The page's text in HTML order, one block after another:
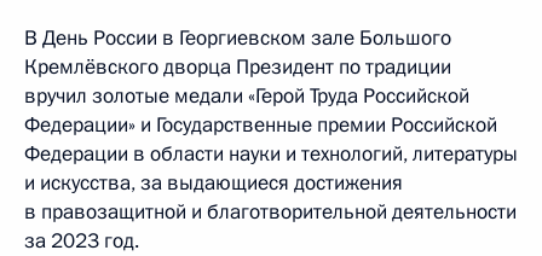
В День России в Георгиевском зале Большого
Кремлёвского дворца Президент по традиции
вручил золотые медали «Герой Труда Российской
Федерации» и Государственные премии Российской
Федерации в области науки и технологий, литературы
и искусства, за выдающиеся достижения
в правозащитной и благотворительной деятельности
за 2023 год.